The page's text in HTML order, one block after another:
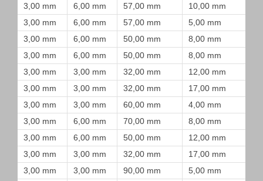
3,00 mm
6,00 mm 57,00 mm
10,00 mm
3,00 mm
6,00 mm 57,00 mm
5,00 mm
3,00 mm
6,00 mm 50,00 mm
8,00 mm
3,00 mm
6,00 mm 50,00 mm
8,00 mm
3,00 mm
3,00 mm 32,00 mm
12,00 mm
3,00 mm
3,00 mm 32,00 mm
17,00 mm
3,00 mm
3,00 mm 60,00 mm
4,00 mm
3,00 mm
6,00 mm 70,00 mm
8,00 mm
3,00 mm
6,00 mm 50,00 mm
12,00 mm
3,00 mm
3,00 mm 32,00 mm
17,00 mm
3,00 mm
3,00 mm 90,00 mm
5,00 mm